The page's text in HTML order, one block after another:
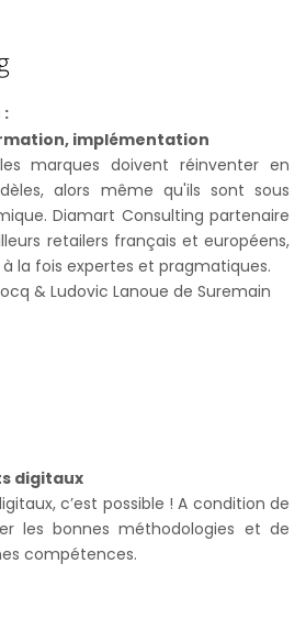
:
implémentation
marques doiventréinventer en
alors même qu'ils sont sous
Diamart Consulting partenaire
retailers français et européens,
la fois expertes et pragmatiques.
& Ludovic Lanoue de Suremain
digitaux
c’est possible ! A condition de
les bonnes méthodologies et de
compétences.